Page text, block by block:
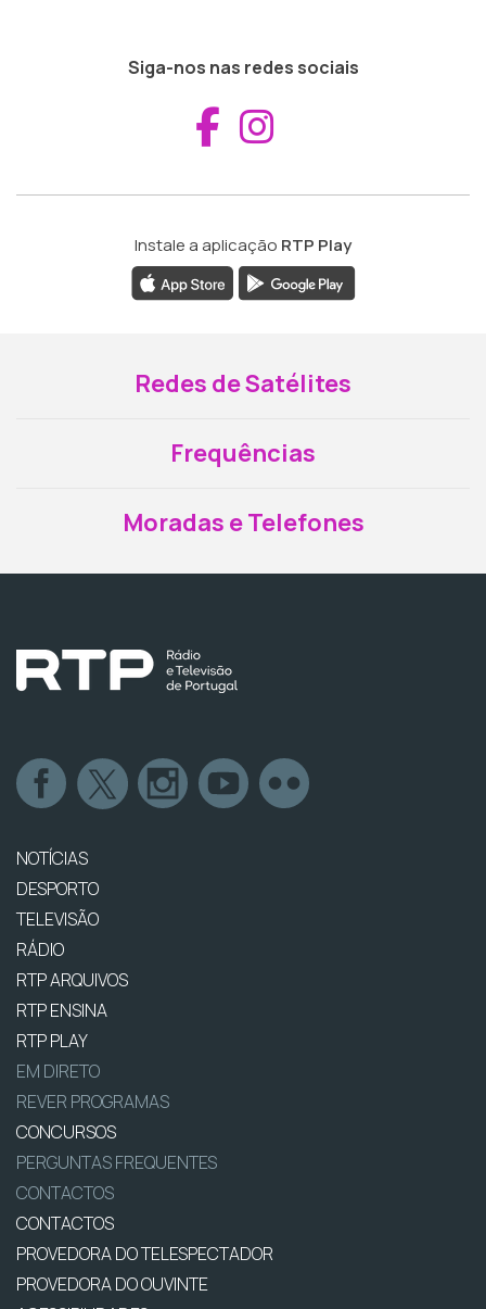
Siga-nos nas redes sociais
Aceder ao
Instale a aplicação RTP Play
Redes de Satélites
Frequências
Moradas e Telefones
NOTÍCIAS
DESPORTO
TELEVISÃO
RÁDIO
RTP ARQUIVOS
RTP ENSINA
RTP PLAY
EM DIRETO
REVER PROGRAMAS
CONCURSOS
PERGUNTAS FREQUENTES
CONTACTOS
CONTACTOS
PROVEDORA DO TELESPECTADOR
PROVEDORA DO OUVINTE